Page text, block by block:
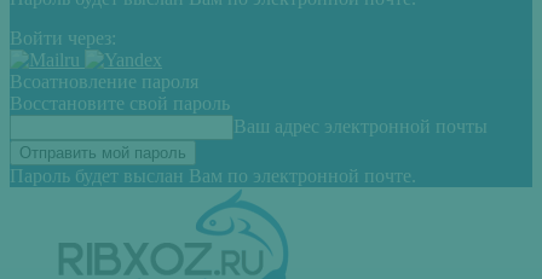
Войти через:
Всоатновление пароля
Восстановите свой пароль
Ваш адрес электронной почты
Пароль будет выслан Вам по электронной почте.